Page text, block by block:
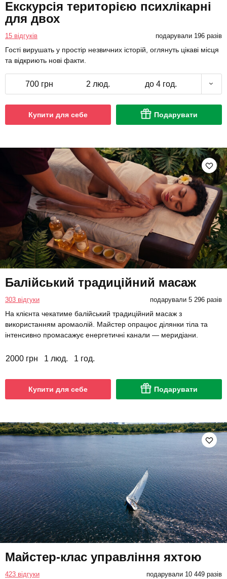
Екскурсія територією психлікарні
для двох
15 відгуків подарували 196 разів
Гості вирушать у простір незвичних історій, оглянуть цікаві місця
та відкриють нові факти.
700 грн 2 люд. до 4 год.
Купити для себе Подарувати
Балійський традиційний масаж
303 відгуки подарували 5 296 разів
На клієнта чекатиме балійський традиційний масаж з
використанням аромаолій. Майстер опрацює ділянки тіла та
інтенсивно промасажує енергетичні канали — меридіани.
2000 грн 1 люд. 1 год.
Купити для себе Подарувати
Майстер-клас управління яхтою
423 відгуки подарували 10 449 разів